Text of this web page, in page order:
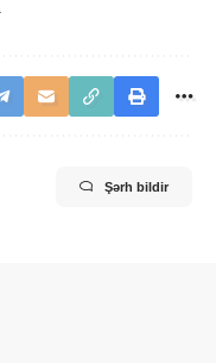
Şərh bildir